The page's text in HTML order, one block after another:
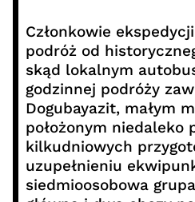
Członkowie
podróż od
skąd lokalnym
godzinnej podróży
Dogubayazit, małym
położonym niedaleko
kilkudniowych
uzupełnieniu
siedmioosobowa